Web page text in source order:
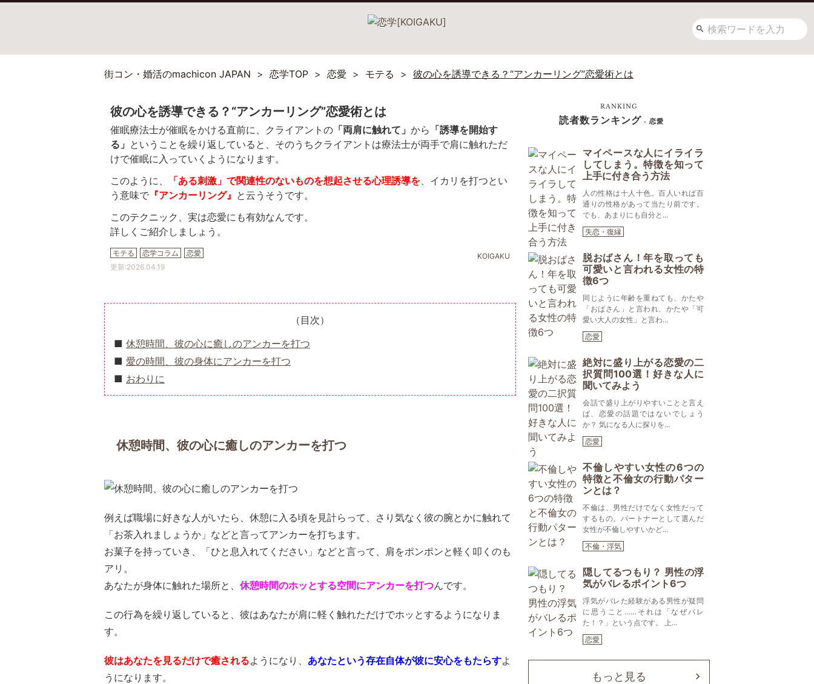
街コン・婚活のmachicon JAPAN 恋学TOP 恋愛 モテる 彼の心を誘導できる？“アンカーリング”恋愛術とは
彼の心を誘導できる？“アンカーリング”恋愛術とは
催眠療法士が催眠をかける直前に、クライアントの 「両肩に触れて」 から 「誘導を開始す
る」 ということを繰り返していると、そのうちクライアントは療法士が両手で肩に触れただ
けで催眠に入っていくようになります。
このように、
「ある刺激」で関連性のないものを想起させる心理誘導を、イカリを打つとい
う意味で 『アンカーリング』 と云うそうです。
このテクニック、実は恋愛にも有効なんです。
詳しくご紹介しましょう。
モテる 恋学コラム 恋愛
KOIGAKU
更新:2026.04.19
（目次）
休憩時間、彼の心に癒しのアンカーを打つ
愛の時間、彼の身体にアンカーを打つ
おわりに
休憩時間、彼の心に癒しのアンカーを打つ
例えば職場に好きな人がいたら、休憩に入る頃を見計らって、さり気なく彼の腕とかに触れて
「お茶入れましょうか」などと言ってアンカーを打ちます。
お菓子を持っていき、「ひと息入れてください」などと言って、肩をポンポンと軽く叩くのも
アリ。
あなたが身体に触れた場所と、 休憩時間のホッとする空間にアンカーを打つんです。
この行為を繰り返していると、彼はあなたが肩に軽く触れただけでホッとするようになりま
す。
彼はあなたを見るだけで癒されるようになり、 あなたという存在自体が彼に安心をもたらすよ
うになります。
RANKING
読者数ランキング - 恋愛
マイペースな人にイライラ
してしまう。特徴を知って
上手に付き合う方法
人の性格は十人十色。百人いれば百
通りの性格があって当たり前です。
でも、あまりにも自分と...
失恋・復縁
脱おばさん！年を取っても
可愛いと言われる女性の特
徴6つ
同じように年齢を重ねても、かたや
「おばさん」と言われ、かたや「可
愛い大人の女性」と言わ...
恋愛
絶対に盛り上がる恋愛の二
択質問100選！好きな人に
聞いてみよう
会話で盛り上がりやすいことと言え
ば、恋愛の話題ではないでしょう
か？ 気になる人に探りを...
恋愛
不倫しやすい女性の6つの
特徴と不倫女の行動パター
ンとは？
不倫は、男性だけでなく女性だって
するもの。パートナーとして選んだ
女性が不倫しやすいかど...
不倫・浮気
隠してるつもり？ 男性の浮
気がバレるポイント6つ
浮気がバレた経験がある男性が疑問
に思うこと……それは「なぜバレ
た！？」という点です。 上...
恋愛
もっと見る